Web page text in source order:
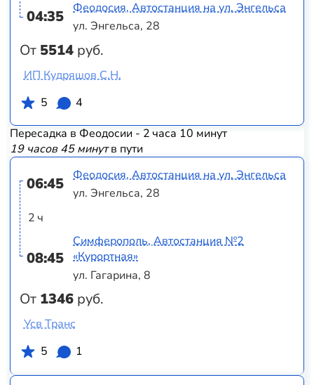
04:35
От 5514 руб.
Феодосия, Автостанция на ул. Энгельса
ул. Энгельса, 28
ИП Кудряшов С.Н.
5
4
Пересадка в Феодосии - 2 часа 10 минут
19 часов 45 минутв пути
06:45
2 ч
08:45
От 1346 руб.
Феодосия, Автостанция на ул. Энгельса
ул. Энгельса, 28
Симферополь, Автостанция №2
«Курортная»
ул. Гагарина, 8
Усв Транс
5
1